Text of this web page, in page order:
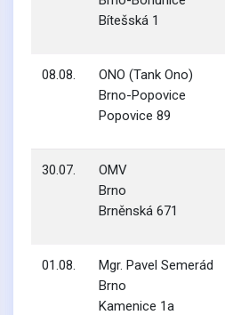
Bítešská 1
08.08.
ONO (Tank Ono)
Brno-Popovice
Popovice 89
30.07.
OMV
Brno
Brněnská 671
01.08.
Mgr. Pavel Semerád
Brno
Kamenice 1a